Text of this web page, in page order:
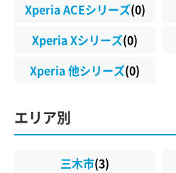
Xperia ACEシリーズ(0)
Xperia Xシリーズ(0)
Xperia 他シリーズ(0)
エリア別
三木市(3)